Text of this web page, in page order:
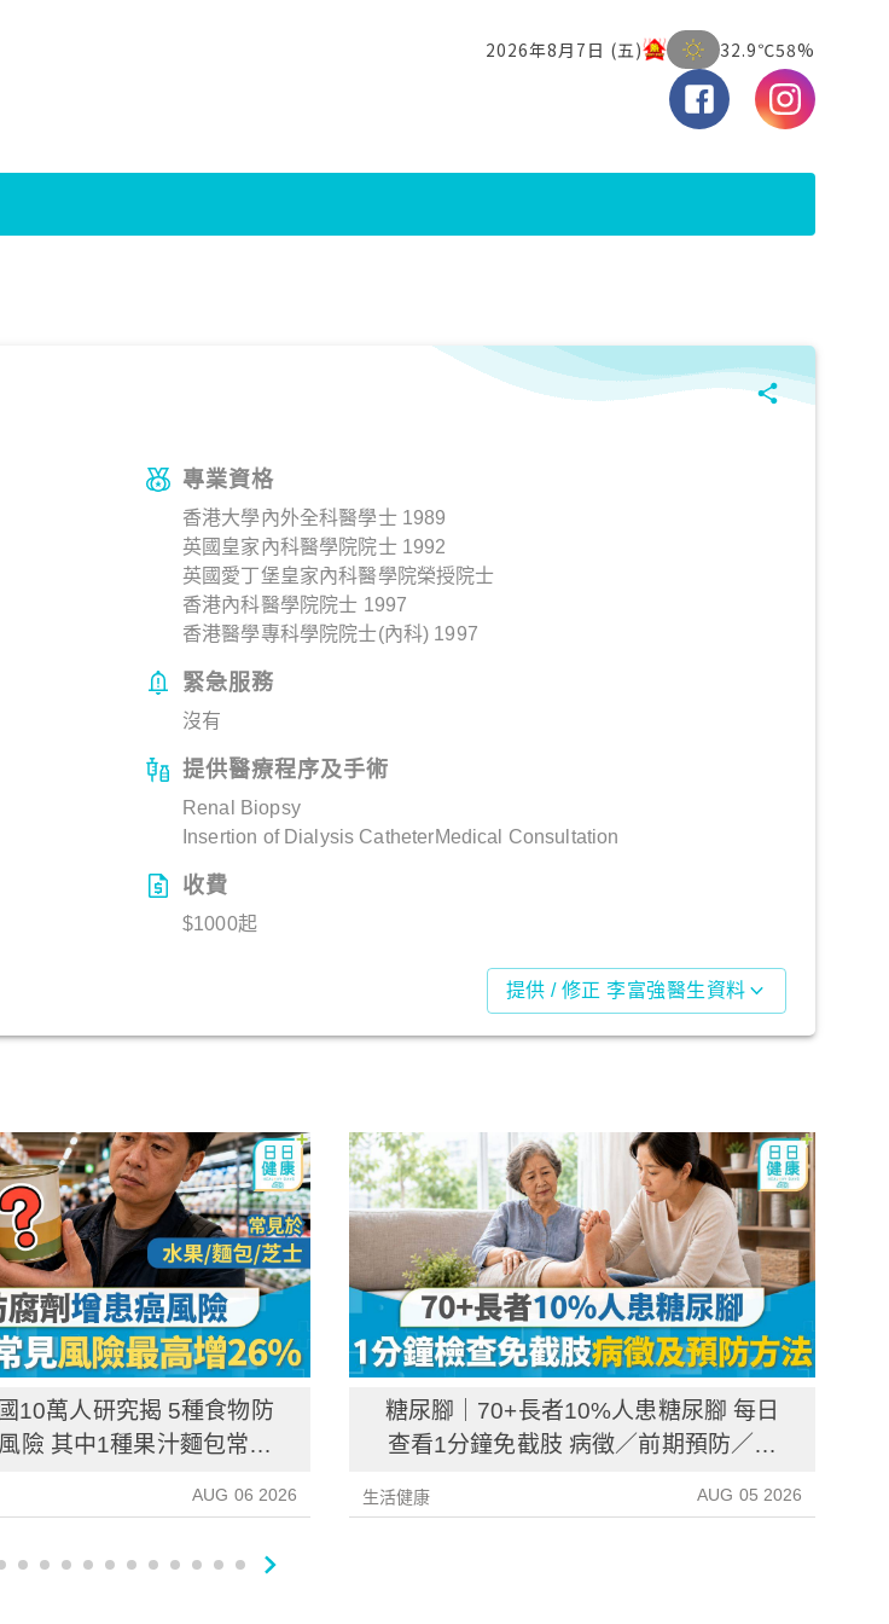
專業資格
香港大學內外全科醫學士 1989
英國皇家內科醫學院院士 1992
英國愛丁堡皇家內科醫學院榮授院士
香港內科醫學院院士 1997
香港醫學專科學院院士(內科) 1997
緊急服務
沒有
提供醫療程序及手術
Renal Biopsy
Insertion of Dialysis CatheterMedical Consultation
收費
$1000起
提供 / 修正 李富強醫生資料
10萬人研究揭 5種食物防
險 其中1種果汁麵包常見
AUG 06 2026
糖尿腳｜70+長者10%人患糖尿腳 每日
查看1分鐘免截肢 病徵／前期預防／病
生活健康 AUG 05 2026